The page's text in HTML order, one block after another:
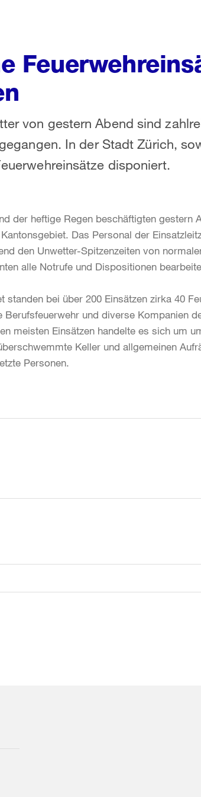
von gestern Abend sind
In der Stadt Zürich,
disponiert.
der heftige Regen beschäftigten gestern
Das Personal der
den Unwetter-Spitzenzeiten von
alle Notrufe und Dispositionen
standen bei über 200 Einsätzen zirka 40
Berufsfeuerwehr und diverse Kompanien
meisten Einsätzen handelte es sich um
Keller und allgemeinen
Personen.